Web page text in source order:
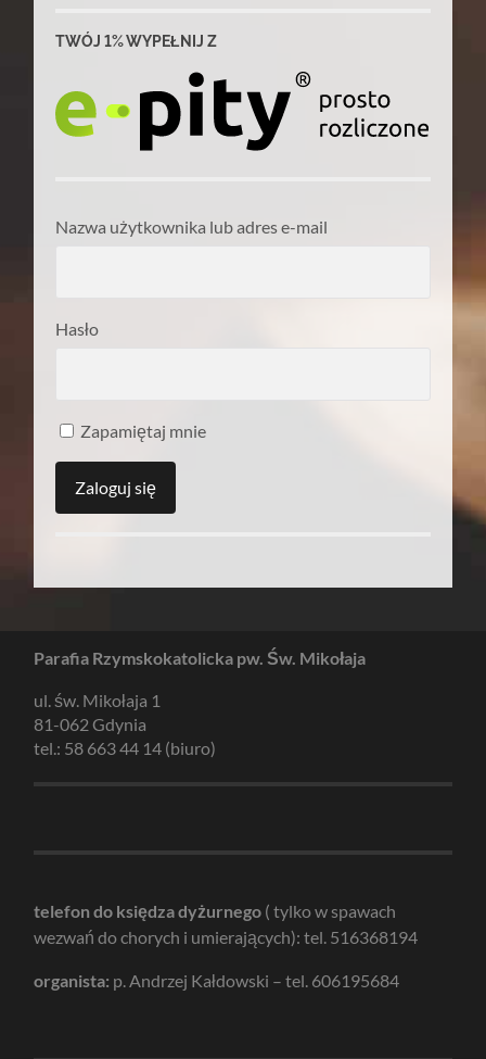
TWÓJ 1% WYPEŁNIJ Z
Nazwa użytkownika lub adres e-mail
Hasło
Zapamiętaj mnie
Parafia Rzymskokatolicka pw. Św. Mikołaja
ul. św. Mikołaja 1
81-062 Gdynia
tel.: 58 663 44 14 (biuro)
telefon do księdza dyżurnego ( tylko w spawach
wezwań do chorych i umierających): tel. 516368194
organista: p. Andrzej Kałdowski – tel. 606195684